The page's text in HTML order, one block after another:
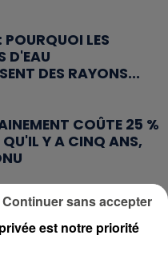
POURQUOI LES
D'EAU
DES RAYONS...
COÛTE 25 %
QU'IL Y A CINQ ANS,
LES MARQUES QUI
MEILLEUR RAPPORT...
est notre priorité
Continuer sans accepter